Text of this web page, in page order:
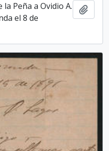
Peña a Ovidio A.
el 8 de